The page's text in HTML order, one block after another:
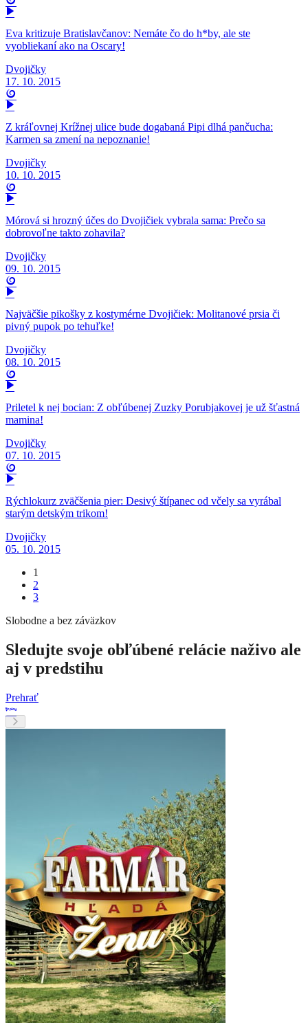
Eva kritizuje Bratislavčanov: Nemáte čo do h*by, ale ste
vyobliekaní ako na Oscary!
Dvojičky
17. 10. 2015
Z kráľovnej Krížnej ulice bude dogabaná Pipi dlhá pančucha:
Karmen sa zmení na nepoznanie!
Dvojičky
10. 10. 2015
Mórová si hrozný účes do Dvojičiek vybrala sama: Prečo sa
dobrovoľne takto zohavila?
Dvojičky
09. 10. 2015
Najväčšie pikošky z kostymérne Dvojičiek: Molitanové prsia či
pivný pupok po tehuľke!
Dvojičky
08. 10. 2015
Priletel k nej bocian: Z obľúbenej Zuzky Porubjakovej je už šťastná
mamina!
Dvojičky
07. 10. 2015
Rýchlokurz zväčšenia pier: Desivý štípanec od včely sa vyrábal
starým detským trikom!
Dvojičky
05. 10. 2015
1
2
3
Slobodne a bez záväzkov
Sledujte svoje obľúbené relácie naživo ale
aj v predstihu
Prehrať